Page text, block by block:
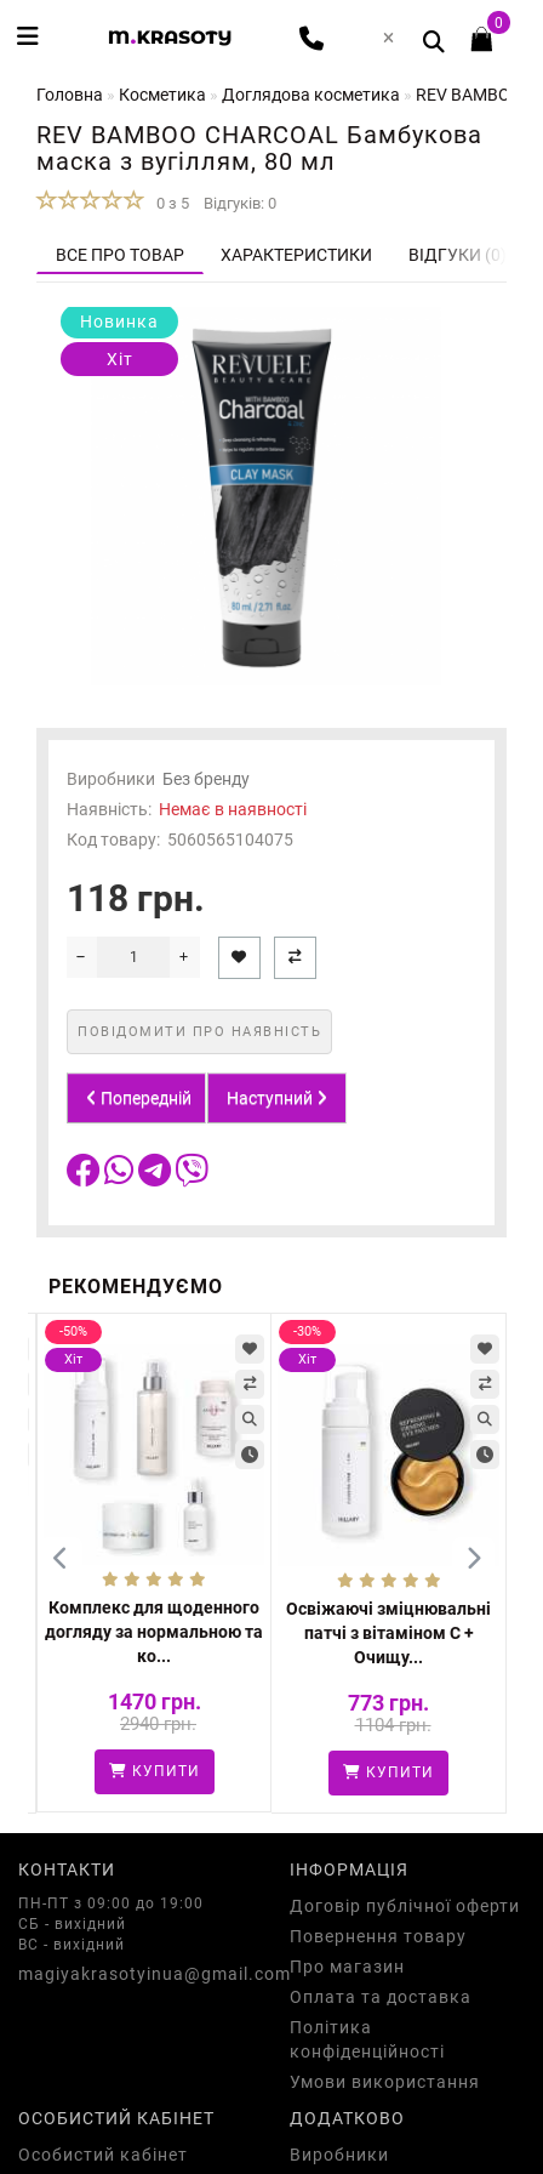
0
Головна Косметика Доглядова косметика REV BAMBOO
REV BAMBOO CHARCOAL Бамбукова
маска з вугіллям, 80 мл
0 з 5 Відгуків: 0
ВСЕ ПРО ТОВАР ХАРАКТЕРИСТИКИ ВІДГУКИ (0)
Новинка
Хіт
Виробники Без бренду
Наявність: Немає в наявності
Код товару: 5060565104075
118 грн.
ПОВІДОМИТИ ПРО НАЯВНІСТЬ
Попередній Наступний
РЕКОМЕНДУЄМО
-50%
Хіт
Комплекс для щоденного
догляду за нормальною та
ко...
1470 грн.
2940 грн.
КУПИТИ
-30%
Хіт
Освіжаючі зміцнювальні
патчі з вітаміном C +
Очищу...
773 грн.
1104 грн.
КУПИТИ
КОНТАКТИ
ПН-ПТ з 09:00 до 19:00
СБ - вихідний
ВС - вихідний
magiyakrasotyinua@gmail.com
ІНФОРМАЦІЯ
Договір публічної оферти
Повернення товару
Про магазин
Оплата та доставка
Політика
конфіденційності
Умови використання
ОСОБИСТИЙ КАБІНЕТ
Особистий кабінет
ДОДАТКОВО
Виробники